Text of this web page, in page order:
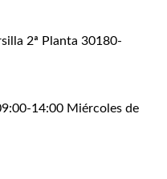
2ª Planta 30180-
14:00 Miércoles de